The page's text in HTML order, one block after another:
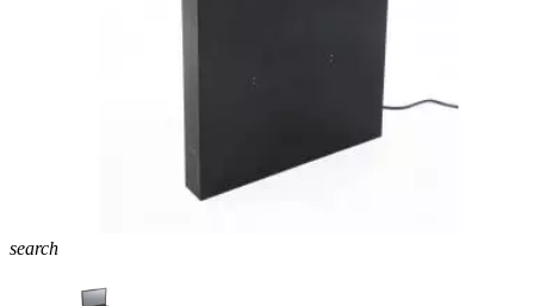
search